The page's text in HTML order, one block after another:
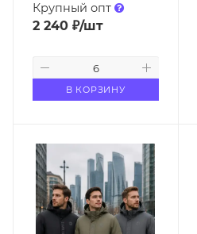
Крупный опт
2 240 ₽/шт
В КОРЗИНУ